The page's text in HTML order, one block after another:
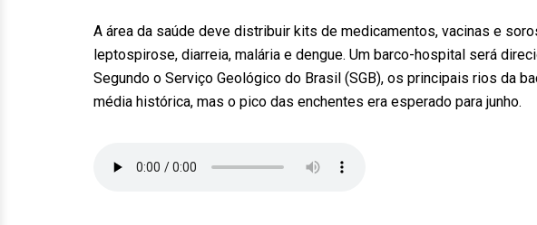
A área da saúde deve distribuir kits de medicamentos, vacinas e
leptospirose, diarreia, malária e dengue. Um barco-hospital será
Segundo o Serviço Geológico do Brasil (SGB), os principais rios da
média histórica, mas o pico das enchentes era esperado para junho.